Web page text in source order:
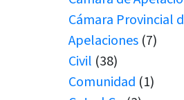
Cámara Provincial
Apelaciones (7)
Civil (38)
Comunidad (1)